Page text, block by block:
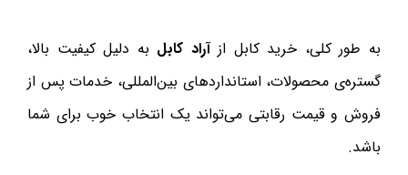
به طور کلی، خرید کابل از آراد کابل به دلیل کیفیت بالا،
گستره‌ی محصولات، استانداردهای بین‌المللی، خدمات پس از
فروش و قیمت رقابتی می‌تواند یک انتخاب خوب برای شما
باشد.